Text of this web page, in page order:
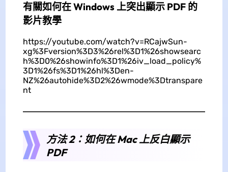
有關如何在 Windows 上突出顯示 PDF 的
影片教學
https://youtube.com/watch?v=RCajwSun-
xg%3Fversion%3D3%26rel%3D1%26showsearc
h%3D0%26showinfo%3D1%26iv_load_policy%
3D1%26fs%3D1%26hl%3Den-
NZ%26autohide%3D2%26wmode%3Dtranspare
nt
方法 2：如何在 Mac 上反白顯示
PDF